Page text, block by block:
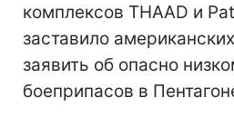
комплексов THAAD и
заставило
заявить об опасно
боеприпасов в